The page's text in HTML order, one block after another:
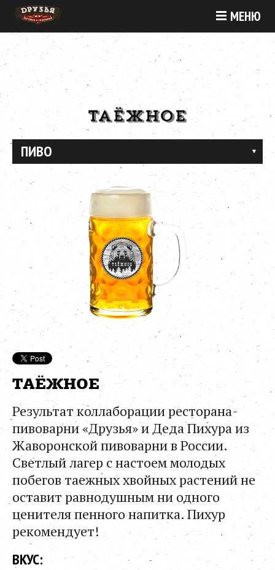
МЕНЮ
ТАЁЖНОЕ
ПИВО
ТАЁЖНОЕ
Результат коллаборации ресторана-
пивоварни «Друзья» и Деда Пихура из
Жаворонской пивоварни в России.
Светлый лагер с настоем молодых
побегов таежных хвойных растений не
оставит равнодушным ни одного
ценителя пенного напитка. Пихур
рекомендует!
ВКУС: